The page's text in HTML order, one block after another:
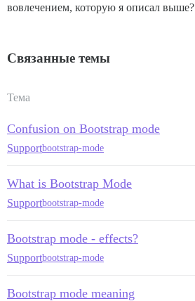
вовлечением, которую я описал выше?
Связанные темы
Тема
Confusion on Bootstrap mode
Supportbootstrap-mode
What is Bootstrap Mode
Supportbootstrap-mode
Bootstrap mode - effects?
Supportbootstrap-mode
Bootstrap mode meaning